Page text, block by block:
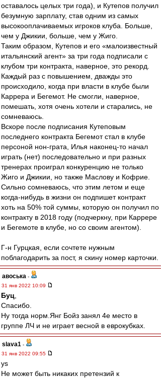
оставалось целых три года), и Кутепов получил
безумную зарплату, став одним из самых
высокооплачиваемых игроков клуба. Больше,
чем у Джикии, больше, чем у Жиго.
Таким образом, Кутепов и его «малоизвестный
итальянский агент» за три года подписали с
клубом три контракта, наверное, это рекорд.
Каждый раз с повышением, дважды это
происходило, когда при власти в клубе были
Каррера и Бегемот. Не смогли, наверное,
помешать, хотя очень хотели и старались, не
сомневаюсь.
Вскоре после подписания Кутеповым
последнего контракта Бегемот стал в клубе
персоной нон-грата, Илья наконец-то начал
играть (нет) последовательно и при разных
тренерах проиграл конкуренцию не только
Жиго и Джикии, но также Маслову и Кофрие.
Сильно сомневаюсь, что этим летом и еще
когда-нибудь в жизни он подпишет контракт
хоть на 50% той суммы, которую он получил по
контракту в 2018 году (подчеркну, при Каррере
и Бегемоте в клубе, но со своим агентом).
Г-н Гурцкая, если сочтете нужным
поблагодарить за пост, я скину номер карточки.
авоська -
31 янв 2022 10:09
Буц
Спасибо.
Ну тогда норм.Янг Бойз занял 4е место в
группе ЛЧ и не играет весной в еврокубках.
slava1 -
31 янв 2022 09:55
ys
Не может быть никаких претензий к